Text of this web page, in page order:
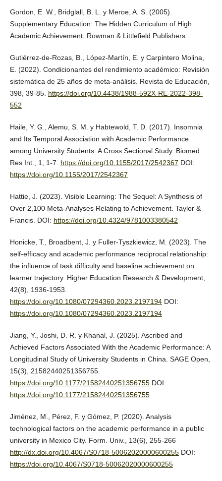
Gordon, E. W., Bridglall, B. L. y Meroe, A. S. (2005).
Supplementary Education: The Hidden Curriculum of High
Academic Achievement. Rowman & Littlefield Publishers.
Gutiérrez-de-Rozas, B., López-Martín, E. y Carpintero Molina,
E. (2022). Condicionantes del rendimiento académico: Revisión
sistemática de 25 años de meta-análisis. Revista de Educación,
398, 39-85. https://doi.org/10.4438/1988-592X-RE-2022-398-
552
Haile, Y. G., Alemu, S. M. y Habtewold, T. D. (2017). Insomnia
and Its Temporal Association with Academic Performance
among University Students: A Cross Sectional Study. Biomed
Res Int., 1, 1-7. https://doi.org/10.1155/2017/2542367 DOI:
https://doi.org/10.1155/2017/2542367
Hattie, J. (2023). Visible Learning: The Sequel: A Synthesis of
Over 2,100 Meta-Analyses Relating to Achievement. Taylor &
Francis. DOI: https://doi.org/10.4324/9781003380542
Honicke, T., Broadbent, J. y Fuller-Tyszkiewicz, M. (2023). The
self-efficacy and academic performance reciprocal relationship:
the influence of task difficulty and baseline achievement on
learner trajectory. Higher Education Research & Development,
42(8), 1936-1953.
https://doi.org/10.1080/07294360.2023.2197194DOI:
https://doi.org/10.1080/07294360.2023.2197194
Jiang, Y., Joshi, D. R. y Khanal, J. (2025). Ascribed and
Achieved Factors Associated With the Academic Performance: A
Longitudinal Study of University Students in China. SAGE Open,
15(3), 21582440251356755.
https://doi.org/10.1177/21582440251356755DOI:
https://doi.org/10.1177/21582440251356755
Jiménez, M., Pérez, F. y Gómez, P. (2020). Analysis
technological factors on the academic performance in a public
university in Mexico City. Form. Univ., 13(6), 255-266
http://dx.doi.org/10.4067/S0718-50062020000600255DOI:
https://doi.org/10.4067/S0718-50062020000600255